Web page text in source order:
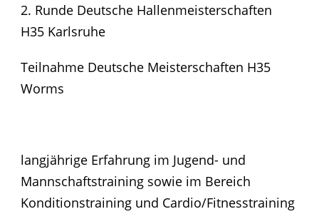
2. Runde Deutsche Hallenmeisterschaften
H35 Karlsruhe
Teilnahme Deutsche Meisterschaften H35
Worms
langjährige Erfahrung im Jugend- und
Mannschaftstraining sowie im Bereich
Konditionstraining und Cardio/Fitnesstraining